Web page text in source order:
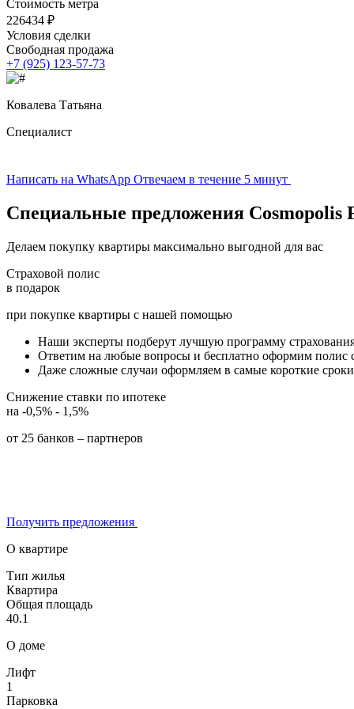
Стоимость метра
226434 ₽
Условия сделки
Свободная продажа
+7 (925) 123-57-73
Ковалева Татьяна
Специалист
Написать на WhatsApp Отвечаем в течение 5 минут
Специальные предложения Cosmopolis
Делаем покупку квартиры максимально выгодной для вас
Страховой полис
в подарок
при покупке квартиры с нашей помощью
Наши эксперты подберут лучшую программу
Ответим на любые вопросы и бесплатно оформим полис
Даже сложные случаи оформляем в самые короткие сроки
Снижение ставки по ипотеке
на -0,5% - 1,5%
от 25 банков – партнеров
Получить предложения
О квартире
Тип жилья
Квартира
Общая площадь
40.1
О доме
Лифт
1
Парковка